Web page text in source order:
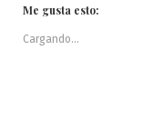
Me gusta esto:
Cargando...